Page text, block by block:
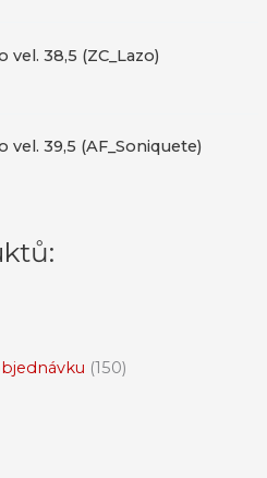
vel. 38,5 (ZC_Lazo)
vel. 39,5 (AF_Soniquete)
150